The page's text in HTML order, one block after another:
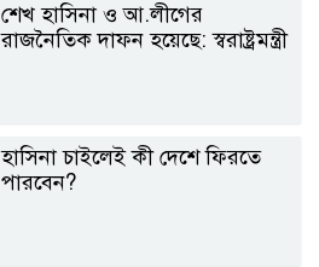
শেখ হাসিনা ও আ.লীগের
রাজনৈতিক দাফন হয়েছে: স্বরাষ্ট্রমন্ত্রী
হাসিনা চাইলেই কী দেশে ফিরতে
পারবেন?